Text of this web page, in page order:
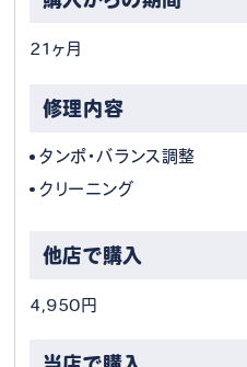
21ヶ月
タンポ・バランス調整
クリーニング
4,950円